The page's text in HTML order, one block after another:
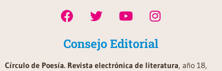
Consejo Editorial
Círculo de Poesía. Revista electrónica de literatura, año 18,